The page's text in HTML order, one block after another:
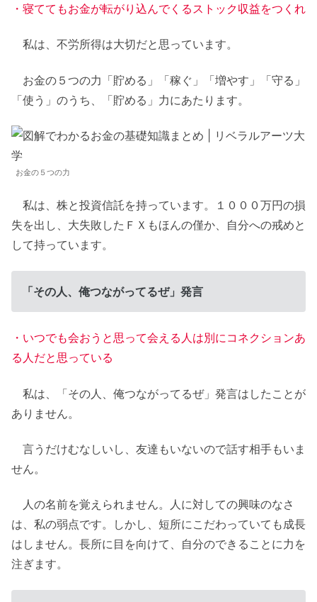
・寝ててもお金が転がり込んでくるストック収益をつくれ
私は、不労所得は大切だと思っています。
お金の５つの力「貯める」「稼ぐ」「増やす」「守る」
「使う」のうち、「貯める」力にあたります。
お金の５つの力
私は、株と投資信託を持っています。１０００万円の損
失を出し、大失敗したＦＸもほんの僅か、自分への戒めと
して持っています。
「その人、俺つながってるぜ」発言
・いつでも会おうと思って会える人は別にコネクションあ
る人だと思っている
私は、「その人、俺つながってるぜ」発言はしたことが
ありません。
言うだけむなしいし、友達もいないので話す相手もいま
せん。
人の名前を覚えられません。人に対しての興味のなさ
は、私の弱点です。しかし、短所にこだわっていても成長
はしません。長所に目を向けて、自分のできることに力を
注ぎます。